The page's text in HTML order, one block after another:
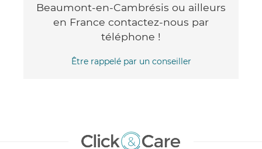
Beaumont-en-Cambrésis ou ailleurs
en France contactez-nous par
téléphone !
Être rappelé par un conseiller